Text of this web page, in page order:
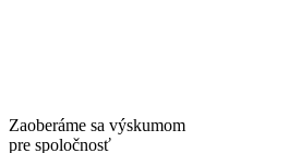
Zaoberáme sa výskumom
pre spoločnosť